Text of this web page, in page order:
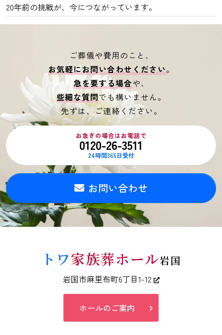
20年前の挑戦が、今につながっています。
ご葬儀や費用のこと、
お気軽にお問い合わせください。
急を要する場合や、
些細な質問でも構いません。
先ずは、ご連絡ください。
お急ぎの場合はお電話で
0120-26-3511
24時間365日受付
お問い合わせ
トワ家族葬ホール岩国
岩国市麻里布町6丁目1-12
ホールのご案内